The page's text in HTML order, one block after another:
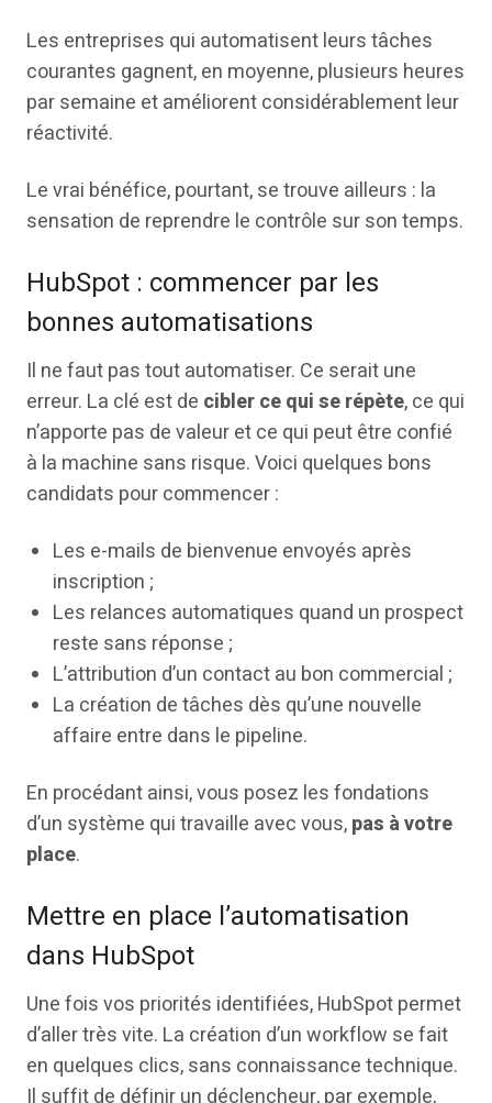
Les entreprises qui automatisent leurs tâches
courantes gagnent, en moyenne, plusieurs heures
par semaine et améliorent considérablement leur
réactivité.
Le vrai bénéfice, pourtant, se trouve ailleurs : la
sensation de reprendre le contrôle sur son temps.
HubSpot : commencer par les
bonnes automatisations
Il ne faut pas tout automatiser. Ce serait une
erreur. La clé est de cibler ce qui se répète, ce qui
n’apporte pas de valeur et ce qui peut être confié
à la machine sans risque. Voici quelques bons
candidats pour commencer :
Les e-mails de bienvenue envoyés après
inscription ;
Les relances automatiques quand un prospect
reste sans réponse ;
L’attribution d’un contact au bon commercial ;
La création de tâches dès qu’une nouvelle
affaire entre dans le pipeline.
En procédant ainsi, vous posez les fondations
d’un système qui travaille avec vous,pas à votre
place.
Mettre en place l’automatisation
dans HubSpot
Une fois vos priorités identifiées, HubSpot permet
d’aller très vite. La création d’un workflow se fait
en quelques clics, sans connaissance technique.
Il suffit de définir un déclencheur, par exemple,